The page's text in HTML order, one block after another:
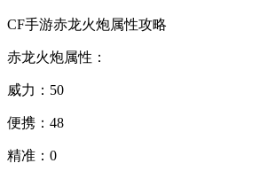
CF手游赤龙火炮属性攻略
赤龙火炮属性：
威力：50
便携：48
精准：0